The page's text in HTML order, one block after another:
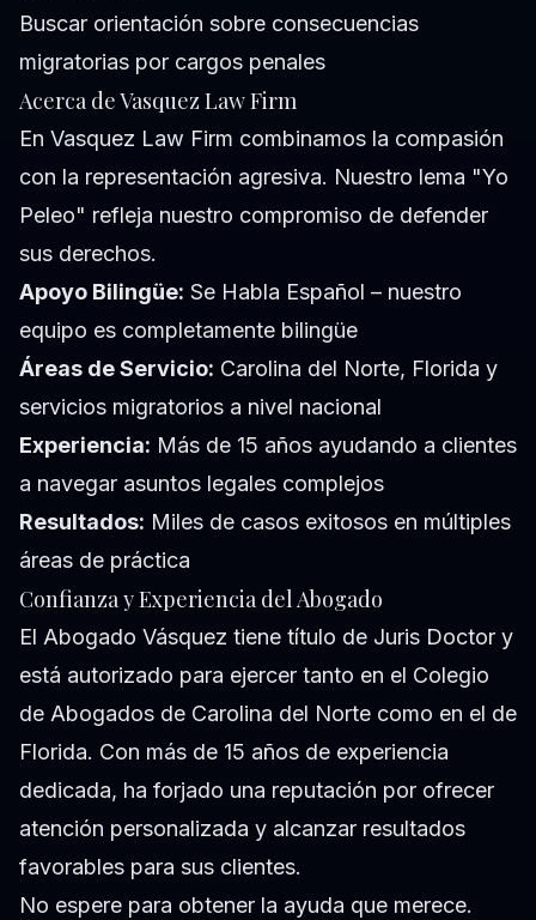
Buscar orientación sobre consecuencias
migratorias por cargos penales
Acerca de Vasquez Law Firm
En Vasquez Law Firm combinamos la compasión
con la representación agresiva. Nuestro lema "Yo
Peleo" refleja nuestro compromiso de defender
sus derechos.
Apoyo Bilingüe: Se Habla Español – nuestro
equipo es completamente bilingüe
Áreas de Servicio: Carolina del Norte, Florida y
servicios migratorios a nivel nacional
Experiencia: Más de 15 años ayudando a clientes
a navegar asuntos legales complejos
Resultados: Miles de casos exitosos en múltiples
áreas de práctica
Confianza y Experiencia del Abogado
El Abogado Vásquez tiene título de Juris Doctor y
está autorizado para ejercer tanto en el Colegio
de Abogados de Carolina del Norte como en el de
Florida. Con más de 15 años de experiencia
dedicada, ha forjado una reputación por ofrecer
atención personalizada y alcanzar resultados
favorables para sus clientes.
No espere para obtener la ayuda que merece.